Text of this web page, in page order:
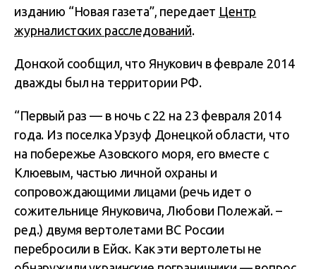
изданию “Новая газета”, передает Центр
журналистских расследований.
Донской сообщил, что Янукович в феврале 2014
дважды был на территории РФ.
“Первый раз — в ночь с 22 на 23 февраля 2014
года. Из поселка Урзуф Донецкой области, что
на побережье Азовского моря, его вместе с
Клюевым, частью личной охраны и
сопровождающими лицами (речь идет о
сожительнице Януковича, Любови Полежай. –
ред.) двумя вертолетами ВС России
перебросили в Ейск. Как эти вертолеты не